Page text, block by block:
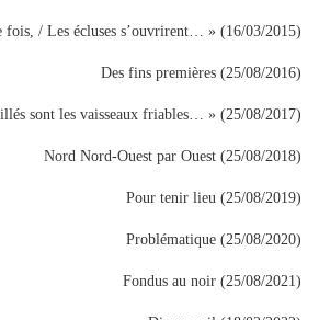
fois, / Les écluses s’ouvrirent… » (16/03/2015)
Des fins premières (25/08/2016)
sont les vaisseaux friables… » (25/08/2017)
Nord Nord-Ouest par Ouest (25/08/2018)
Pour tenir lieu (25/08/2019)
Problématique (25/08/2020)
Fondus au noir (25/08/2021)